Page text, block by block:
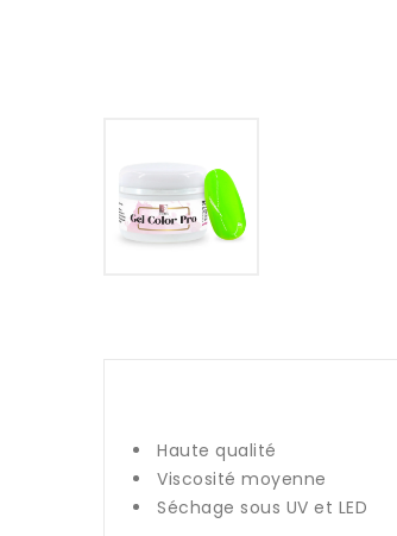
Haute qualité
Viscosité moyenne
Séchage sous UV et LED